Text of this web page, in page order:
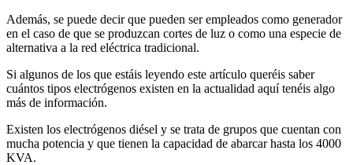
Además, se puede decir que pueden ser empleados como generador
en el caso de que se produzcan cortes de luz o como una especie de
alternativa a la red eléctrica tradicional.
Si algunos de los que estáis leyendo este artículo queréis saber
cuántos tipos electrógenos existen en la actualidad aquí tenéis algo
más de información.
Existen los electrógenos diésel y se trata de grupos que cuentan con
mucha potencia y que tienen la capacidad de abarcar hasta los 4000
KVA.